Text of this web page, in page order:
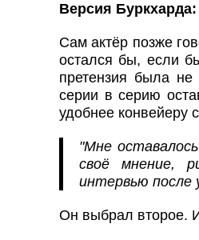
Версия
Сам актёр позже
остался бы, если
претензия была
серии в серию
удобнее конвейеру
"Мне
своё мнение,
интервью после
Он выбрал второе.